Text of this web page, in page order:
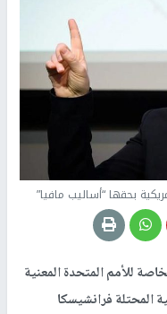
بحقها “أساليب مافيا”
للأمم المتحدة المعنية
المحتلة فرانشيسكا